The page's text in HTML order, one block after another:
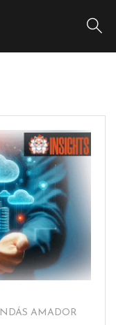
AMADOR